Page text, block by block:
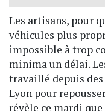
Les artisans, pour
véhicules plus
impossible à trop
minima un délai.
travaillé depuis
Lyon pour
révèle ce mardi